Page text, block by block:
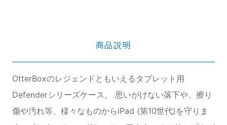
商品説明
OtterBoxのレジェンドともいえるタブレット用
Defenderシリーズケース。 思いがけない落下や、擦り
傷や汚れ等、様々なものからiPad (第10世代)を守りま